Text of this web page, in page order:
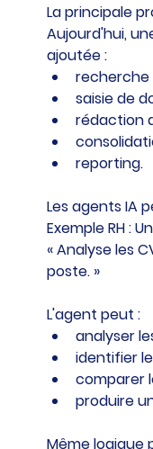
La principale
Aujourd'hui,
ajoutée :
recherche
saisie de
rédaction
reporting.
Les agents IA
Exemple RH :
« Analyse les
poste. »
L'agent peut :
analyser
identifier
comparer
produire
Même logique